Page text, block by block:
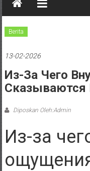
12
KUNINGAN
Berita
13-02-2026
Из-За Чего
Сказываются
Diposkan Oleh:Admin
Из-за